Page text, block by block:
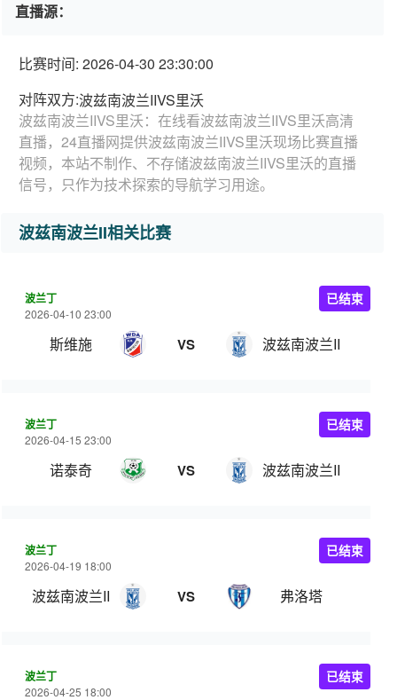
直播源：
比赛时间: 2026-04-30 23:30:00
对阵双方:波兹南波兰IIVS里沃
波兹南波兰IIVS里沃：在线看波兹南波兰IIVS里沃高清
直播，24直播网提供波兹南波兰IIVS里沃现场比赛直播
视频，本站不制作、不存储波兹南波兰IIVS里沃的直播
信号，只作为技术探索的导航学习用途。
波兹南波兰II相关比赛
波兰丁
2026-04-10 23:00
斯维施 VS 波兹南波兰II
已结束
波兰丁
2026-04-15 23:00
诺泰奇 VS 波兹南波兰II
已结束
波兰丁
2026-04-19 18:00
波兹南波兰II VS 弗洛塔
已结束
波兰丁
2026-04-25 18:00
已结束